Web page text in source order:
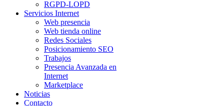
RGPD-LOPD
Servicios Internet
Web presencia
Web tienda online
Redes Sociales
Posicionamiento SEO
Trabajos
Presencia Avanzada en
Internet
Marketplace
Noticias
Contacto